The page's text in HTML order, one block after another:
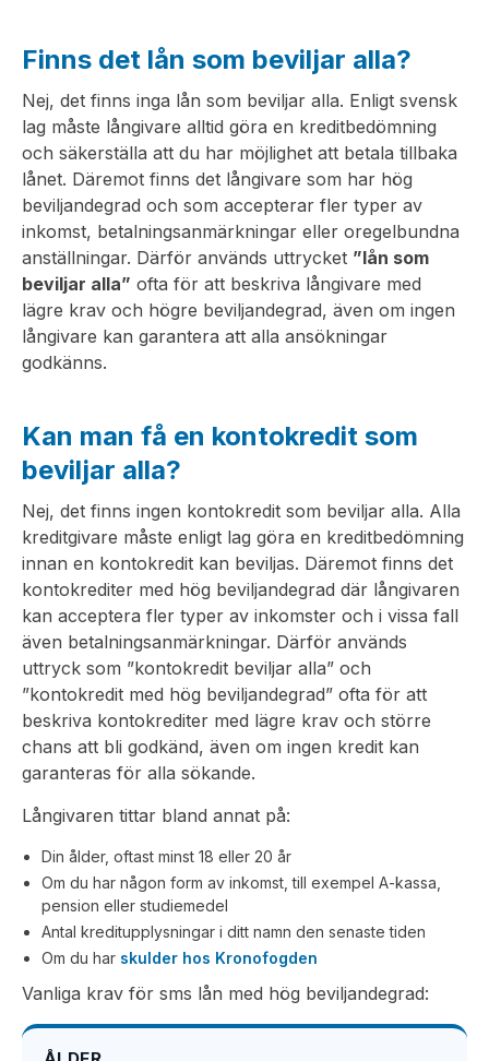
Finns det lån som beviljar alla?
Nej, det finns inga lån som beviljar alla. Enligt svensk
lag måste långivare alltid göra en kreditbedömning
och säkerställa att du har möjlighet att betala tillbaka
lånet. Däremot finns det långivare som har hög
beviljandegrad och som accepterar fler typer av
inkomst, betalningsanmärkningar eller oregelbundna
anställningar. Därför används uttrycket ”lån som
beviljar alla” ofta för att beskriva långivare med
lägre krav och högre beviljandegrad, även om ingen
långivare kan garantera att alla ansökningar
godkänns.
Kan man få en kontokredit som
beviljar alla?
Nej, det finns ingen kontokredit som beviljar alla. Alla
kreditgivare måste enligt lag göra en kreditbedömning
innan en kontokredit kan beviljas. Däremot finns det
kontokrediter med hög beviljandegrad där långivaren
kan acceptera fler typer av inkomster och i vissa fall
även betalningsanmärkningar. Därför används
uttryck som ”kontokredit beviljar alla” och
”kontokredit med hög beviljandegrad” ofta för att
beskriva kontokrediter med lägre krav och större
chans att bli godkänd, även om ingen kredit kan
garanteras för alla sökande.
Långivaren tittar bland annat på:
Din ålder, oftast minst 18 eller 20 år
Om du har någon form av inkomst, till exempel A-kassa,
pension eller studiemedel
Antal kreditupplysningar i ditt namn den senaste tiden
Om du har skulder hos Kronofogden
Vanliga krav för sms lån med hög beviljandegrad: